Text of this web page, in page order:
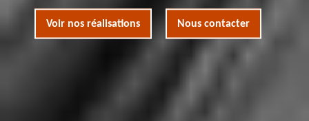
Voir nos réalisations Nous contacter